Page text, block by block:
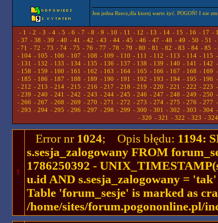
Jest jedna Rzecz,dla ktorej warto żyć. POGOŃ! I nie
- 1 - 2 - 3 - 4 - 5 - 6 - 7 - 8 - 9 - 10 - 11 - 12 - 13 - 14 - 15 - 16 - 17 -
- 37 - 38 - 39 - 40 - 41 - 42 - 43 - 44- 45 - 46 - 47 - 48 - 49 - 50 - 51 -
- 71 - 72 - 73 - 74 - 75 - 76 - 77 - 78 - 79 - 80 - 81 - 82 - 83 - 84 - 85 -
- 104- 105 - 106 - 107 - 108 - 109 - 110 - 111 - 112 - 113 - 114- 115
- 131 - 132 - 133 - 134- 135 - 136 - 137 - 138 - 139 - 140 - 141 - 142
- 158 - 159 - 160 - 161 - 162 - 163 - 164- 165 - 166 - 167 - 168 - 169
- 185 - 186 - 187 - 188 - 189 - 190 - 191 - 192 - 193 - 194- 195 - 196
- 212 - 213 - 214- 215 - 216 - 217 - 218 - 219 - 220 - 221 - 222 - 223
- 239 - 240 - 241 - 242 - 243 - 244- 245 - 246 - 247 - 248 - 249 - 250
- 266 - 267 - 268 - 269 - 270 - 271 - 272 - 273 - 274- 275 - 276 - 277
- 293 - 294- 295 - 296 - 297 - 298 - 299 - 300 - 301 - 302 - 303 - 304
- 320 - 321 - 322 - 323 - 324
!
Error nr 1024; Opis błędu: 1194:
s.sesja_zalogowany FROM
1786250392 -
u.id AND s.sesja_zalogowany =
Table 'forum_sesje' is marked as
/home/sites/forum.pogononline.pl/